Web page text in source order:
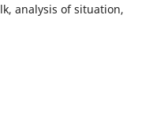
analysis of situation,